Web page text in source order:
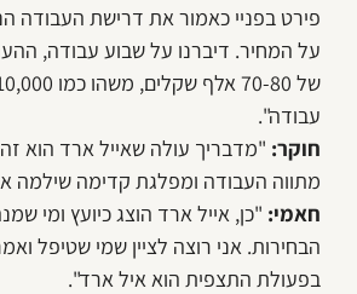
פירט בפניי כאמור את דרישת העבודה
על המחיר. דיברנו על שבוע עבודה,
עבודה".
חוקר: "מדבריך עולה שאייל ארד הוא
מתווה העבודה ומפלגת קדימה שילמה
חאמי: "כן, אייל ארד הוצג כיועץ ומי
הבחירות. אני רוצה לציין שמי שטיפל
בפעולת התצפית הוא איל ארד".